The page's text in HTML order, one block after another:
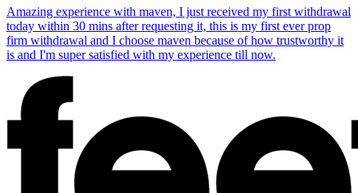
Amazing experience with maven, I just received my first withdrawal
today within 30 mins after requesting it, this is my first ever prop
firm withdrawal and I choose maven because of how trustworthy it
is and I'm super satisfied with my experience till now.